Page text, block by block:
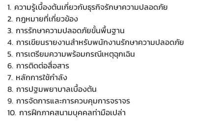
1. ความรู้เบื้องต้นเกี่ยวกับธุรกิจรักษาความปลอดภัย
2. กฎหมายที่เกี่ยวข้อง
3. การรักษาความปลอดภัยขั้นพื้นฐาน
4. การเขียนรายงานสำหรับพนักงานรักษาความปลอดภัย
5. การเตรียมความพร้อมกรณีเหตุฉุกเฉิน
6. การติดต่อสื่อสาร
7. หลักการใช้กำลัง
8. การปฐมพยาบาลเบื้องต้น
9. การจัดการและการควบคุมการจราจร
10. การฝึกภาคสนามบุคคลท่ามือเปล่า